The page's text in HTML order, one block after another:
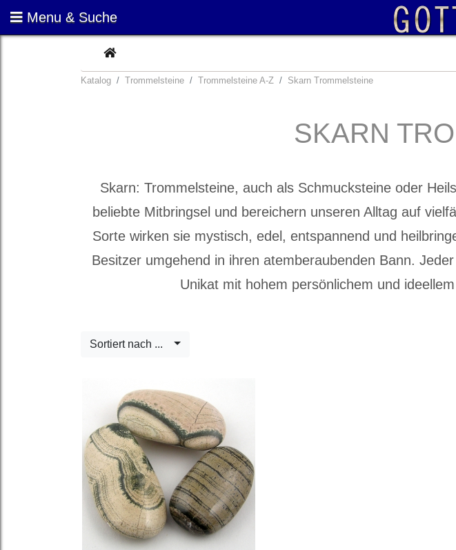
Menu & Suche
CURRENT
Katalog Trommelsteine Trommelsteine A-Z Skarn Trommelsteine
SKARN
Skarn: Trommelsteine, auch als Schmucksteine oder
beliebte Mitbringsel und bereichern unseren Alltag auf
Sorte wirken sie mystisch, edel, entspannend und
Besitzer umgehend in ihren atemberaubenden Bann.
Unikat mit hohem persönlichem und
Sortiert nach ...